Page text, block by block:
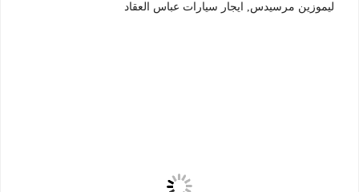
ليموزين مرسيدس, ايجار سيارات عباس العقاد